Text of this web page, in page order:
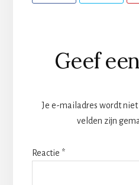
Lees
Interacties
Geef
Je e-mailadres wordt
velden zijn
Reactie *